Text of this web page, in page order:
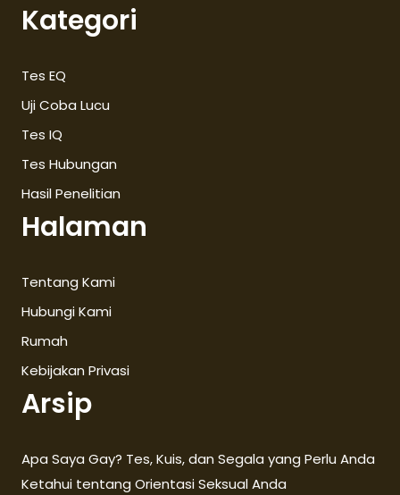
Kategori
Tes EQ
Uji Coba Lucu
Tes IQ
Tes Hubungan
Hasil Penelitian
Halaman
Tentang Kami
Hubungi Kami
Rumah
Kebijakan Privasi
Arsip
Apa Saya Gay? Tes, Kuis, dan Segala yang Perlu Anda
Ketahui tentang Orientasi Seksual Anda